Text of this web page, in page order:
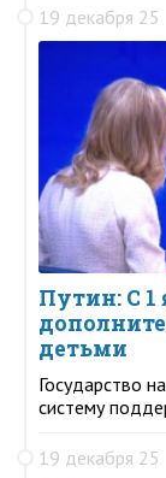
19 декабря 25
Путин: С 1
детьми
Государство
систему
19 декабря 25